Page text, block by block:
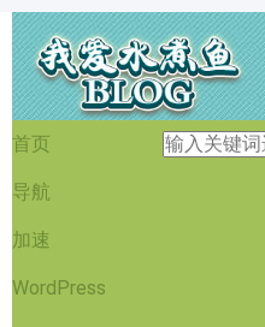
首页
导航
加速
WordPress